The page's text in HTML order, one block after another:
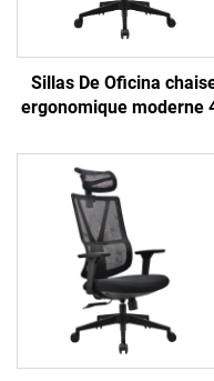
Sillas De Oficina
ergonomique moderne
noir maille
bureau exécutif Cadeira
De Escritorio